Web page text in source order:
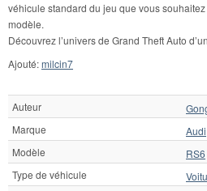
véhicule standard du jeu que vous
modèle.
Découvrez l’univers de Grand Theft Auto
Ajouté:milcin7
Auteur
Marque
Audi
Modèle
RS6
Type de véhicule